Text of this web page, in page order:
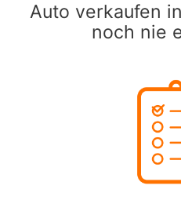
Auto verkaufen
noch nie